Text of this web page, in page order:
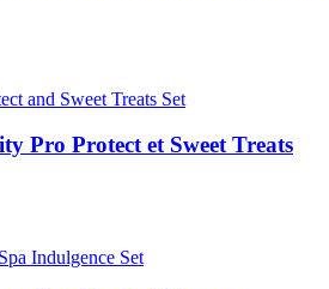
Pro Protect et Sweet Treats